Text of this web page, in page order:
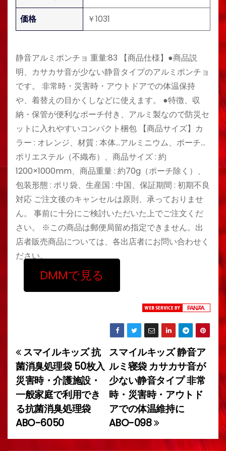
価格
￥1031
静音アルミポンチョ 重量:83 【商品仕様】●商品説
明、カサカサ音が少ない静音タイプのアルミポンチョ
です。 非常時・災害時・アウトドアでの体温保持
や、着替えの目かくしなどに使えます。 ●特徴、収
納・保管が便利なポーチ付き、アルミ製なので防災セ
ットに入れやすいコンパクト梱包 【商品サイズ】カ
ラー : オレンジ、材質 : 本体…アルミニウム、ポーチ…
ポリエステル（不織布）、商品サイズ : 約
1200×1000mm、商品重量 : 約70g（ポーチ除く）、
包装形態 : ポリ袋、生産国 : 中国、保証期間 : 初期不良
対応 ご注文後のキャンセルは原則、承っておりませ
ん。 事前に十分にご検討いただいた上でご注文くだ
さい。 ※この商品は郵便局留め指定できません。出
店者販売商品については、各出店者にお問い合わせく
ださい。
DMMで見る
投
稿
ナ
ビ
ゲ
スマイルキッズ 静音ア
ルミ寝袋 カサカサ音が
少ない静音タイプ 非常
時・災害時・アウトド
アでの体温維持に
ABO-098
スマイルキッズ 抗
菌消臭処理袋 50枚入
災害時・介護施設・
一般家庭で利用でき
る抗菌消臭処理袋
ABO-6050